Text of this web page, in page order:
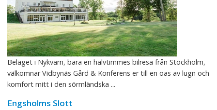
Beläget i Nykvarn, bara en halvtimmes bilresa från Stockholm,
välkomnar Vidbynäs Gård & Konferens er till en oas av lugn och
komfort mitt i den sörmländska ...
Engsholms Slott